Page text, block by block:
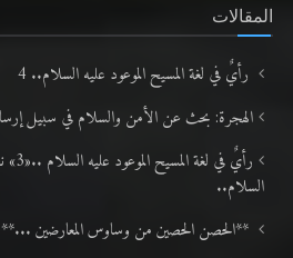
المقالات
رأيٌ في لغة المسيح الموعود عليه السلام.. 4
الهجرة: بحث عن الأمن والسلام في سبيل
رأيٌ
السلام..
**الحصن الحصين من وساوس المعارضين ...**